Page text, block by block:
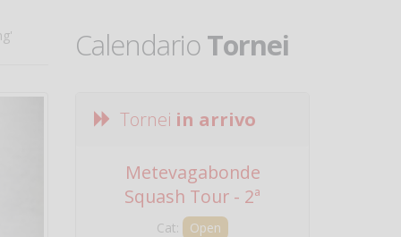
CalendarioTornei
Tornei in arrivo
Metevagabonde
Squash Tour - 2ª
Tappa
Cat:
Open